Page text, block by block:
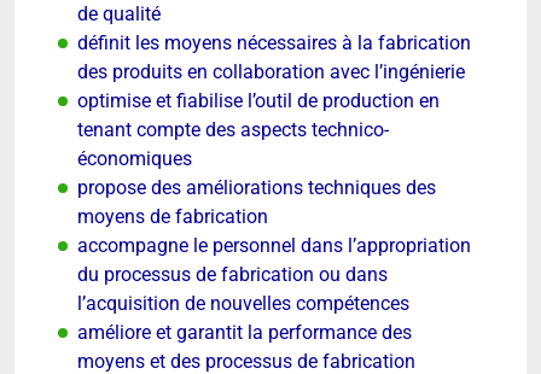
de qualité
définit les moyens nécessaires à la fabrication
des produits en collaboration avec l’ingénierie
optimise et fiabilise l’outil de production en
tenant compte des aspects technico-
économiques
propose des améliorations techniques des
moyens de fabrication
accompagne le personnel dans l’appropriation
du processus de fabrication ou dans
l’acquisition de nouvelles compétences
améliore et garantit la performance des
moyens et des processus de fabrication